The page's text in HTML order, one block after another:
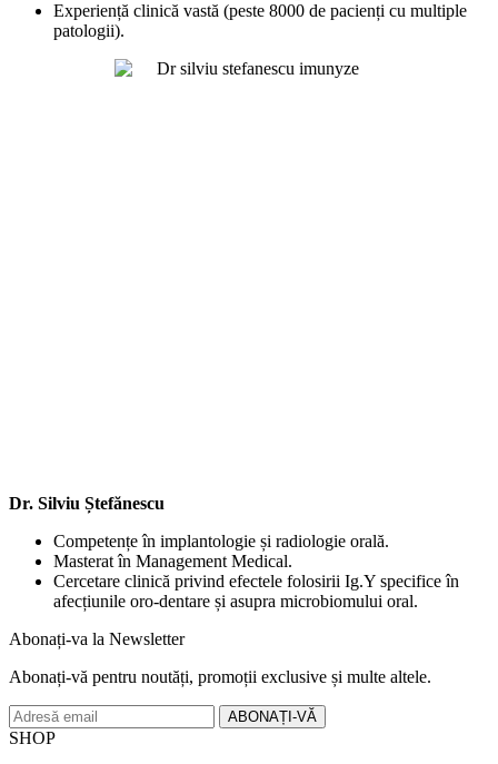
Experiență clinică vastă (peste 8000 de pacienți cu multiple
patologii).
Dr. Silviu Ștefănescu
Competențe în implantologie și radiologie orală.
Masterat în Management Medical.
Cercetare clinică privind efectele folosirii Ig.Y specifice în
afecțiunile oro-dentare și asupra microbiomului oral.
Abonați-va la Newsletter
Abonați-vă pentru noutăți, promoții exclusive și multe altele.
SHOP